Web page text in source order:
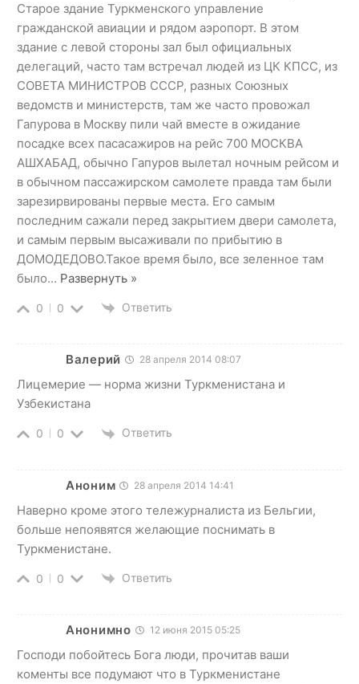
Старое здание Туркменского управление
гражданской авиации и рядом аэропорт. В этом
здание с левой стороны зал был официальных
делегаций, часто там встречал людей из ЦК КПСС, из
СОВЕТА МИНИСТРОВ СССР, разных Союзных
ведомств и министерств, там же часто провожал
Гапурова в Москву пили чай вместе в ожидание
посадке всех пасасажиров на рейс 700 МОСКВА
АШХАБАД, обычно Гапуров вылетал ночным рейсом и
в обычном пассажирском самолете правда там были
зарезирвированы первые места. Его самым
последним сажали перед закрытием двери самолета,
и самым первым высаживали по прибытию в
ДОМОДЕДОВО.Такое время было, все зеленное там
было… Развернуть »
0 0 Ответить
Валерий 28 апреля 2014 08:07
Лицемерие — норма жизни Туркменистана и
Узбекистана
0 0 Ответить
Аноним 28 апреля 2014 14:41
Наверно кроме этого тележурналиста из Бельгии,
больше непоявятся желающие поснимать в
Туркменистане.
0 0 Ответить
Анонимно 12 июня 2015 05:25
Господи побойтесь Бога люди, прочитав ваши
коменты все подумают что в Туркменистане